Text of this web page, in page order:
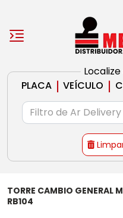
PLACA | VEÍCULO |
TORRE CAMBIO GENERAL
RB104